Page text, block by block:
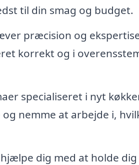
til din smag og budget.
præcision og
korrekt og i
specialiseret i nyt
nemme at arbejde i,
dig med at holde